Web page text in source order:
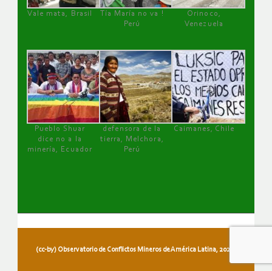
Vale mata, Brasil
Tía María no va !
Perú
Orinoco,
Venezuela
Pueblo Shuar
dice no a la
minería, Ecuador
defensora de la
tierra, Melchora,
Perú
Caimanes, Chile
(cc-by) Observatorio de Conflictos Mineros de América Latina, 2026